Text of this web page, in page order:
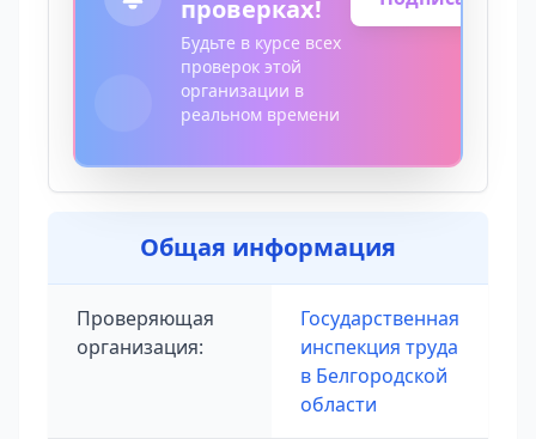
проверках!
Будьте в курсе всех
проверок этой
организации в
реальном времени
Общая информация
Проверяющая
организация:
Государственная
инспекция труда
в Белгородской
области